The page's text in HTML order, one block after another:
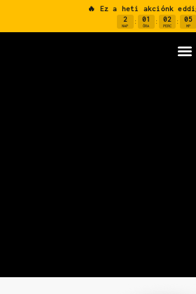
🔥 Ez a heti akciónk
2
NAP
: 01
ÓRA
: 02
PERC
: 04
MP